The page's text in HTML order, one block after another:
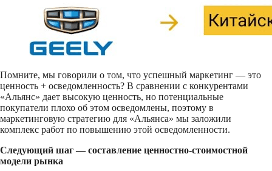
Помните, мы говорили о том, что успешный маркетинг — это
ценность + осведомленность? В сравнении с конкурентами
«Альянс» дает высокую ценность, но потенциальные
покупатели плохо об этом осведомлены, поэтому в
маркетинговую стратегию для «Альянса» мы заложили
комплекс работ по повышению этой осведомленности.
Следующий шаг — составление ценностно-стоимостной
модели рынка